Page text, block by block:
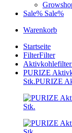
Sale% Sale%
Warenkorb
Startseite
FilterFilter
Aktivkohlefilter
PURIZE
Stk.PURIZE